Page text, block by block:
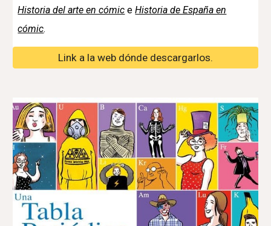
Historia del arte en cómic eHistoria de España en
cómic.
Link a la web dónde descargarlos.